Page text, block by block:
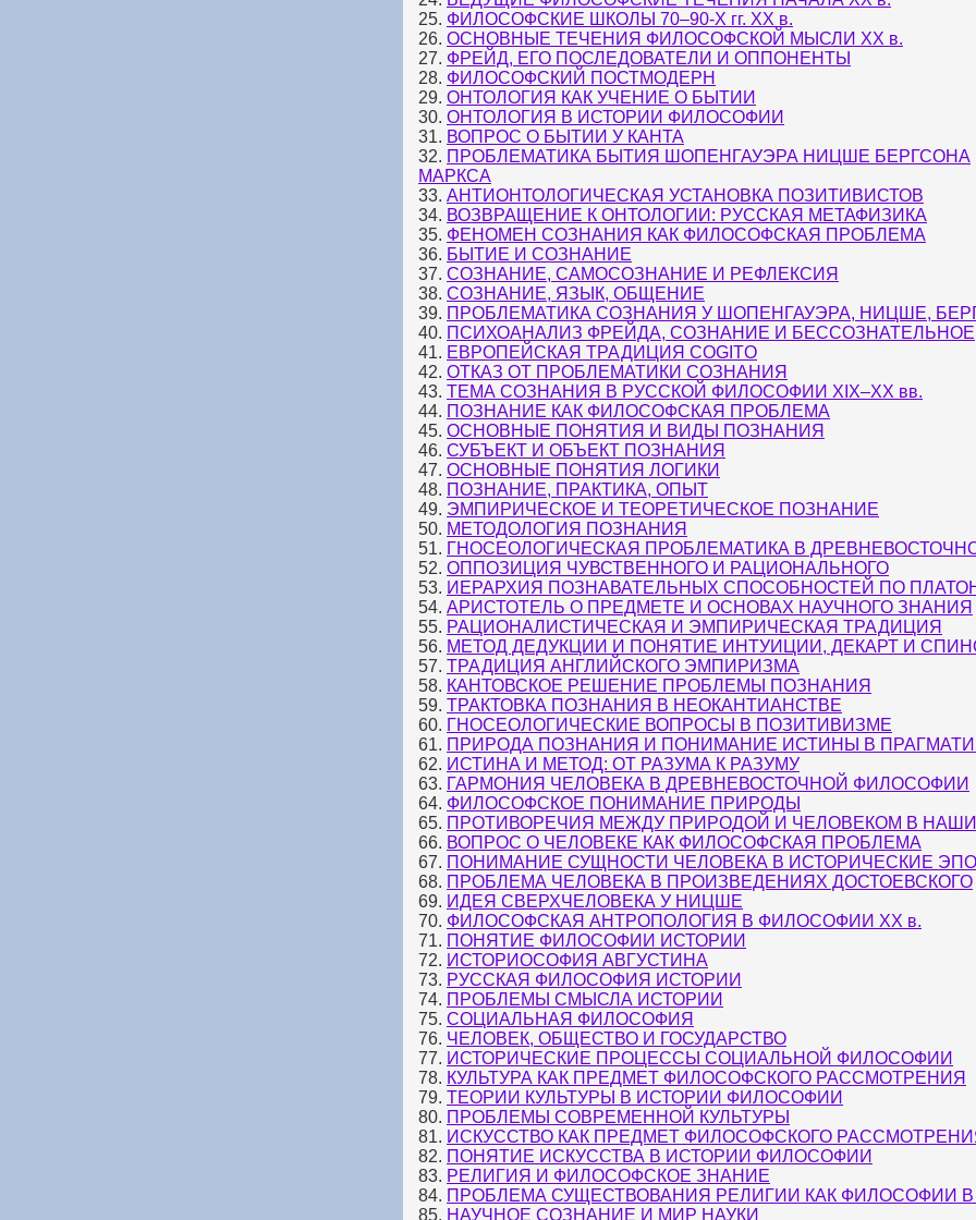
25. ФИЛОСОФСКИЕ ШКОЛЫ 70–90-Х гг. ХХ в.
26. ОСНОВНЫЕ ТЕЧЕНИЯ ФИЛОСОФСКОЙ МЫСЛИ XX в.
27. ФРЕЙД, ЕГО ПОСЛЕДОВАТЕЛИ И ОППОНЕНТЫ
28. ФИЛОСОФСКИЙ ПОСТМОДЕРН
29. ОНТОЛОГИЯ КАК УЧЕНИЕ О БЫТИИ
30. ОНТОЛОГИЯ В ИСТОРИИ ФИЛОСОФИИ
31. ВОПРОС О БЫТИИ У КАНТА
32. ПРОБЛЕМАТИКА БЫТИЯ ШОПЕНГАУЭРА НИЦШЕ БЕРГСОНА
МАРКСА
33. АНТИОНТОЛОГИЧЕСКАЯ УСТАНОВКА ПОЗИТИВИСТОВ
34. ВОЗВРАЩЕНИЕ К ОНТОЛОГИИ: РУССКАЯ МЕТАФИЗИКА
35. ФЕНОМЕН СОЗНАНИЯ КАК ФИЛОСОФСКАЯ ПРОБЛЕМА
36. БЫТИЕ И СОЗНАНИЕ
37. СОЗНАНИЕ, САМОСОЗНАНИЕ И РЕФЛЕКСИЯ
38. СОЗНАНИЕ, ЯЗЫК, ОБЩЕНИЕ
39. ПРОБЛЕМАТИКА СОЗНАНИЯ У ШОПЕНГАУЭРА, НИЦШЕ,
40. ПСИХОАНАЛИЗ ФРЕЙДА, СОЗНАНИЕ И БЕССОЗНАТЕЛЬНОЕ
41. ЕВРОПЕЙСКАЯ ТРАДИЦИЯ COGITO
42. ОТКАЗ ОТ ПРОБЛЕМАТИКИ СОЗНАНИЯ
43. ТЕМА СОЗНАНИЯ В РУССКОЙ ФИЛОСОФИИ XIX–XX вв.
44. ПОЗНАНИЕ КАК ФИЛОСОФСКАЯ ПРОБЛЕМА
45. ОСНОВНЫЕ ПОНЯТИЯ И ВИДЫ ПОЗНАНИЯ
46. СУБЪЕКТ И ОБЪЕКТ ПОЗНАНИЯ
47. ОСНОВНЫЕ ПОНЯТИЯ ЛОГИКИ
48. ПОЗНАНИЕ, ПРАКТИКА, ОПЫТ
49. ЭМПИРИЧЕСКОЕ И ТЕОРЕТИЧЕСКОЕ ПОЗНАНИЕ
50. МЕТОДОЛОГИЯ ПОЗНАНИЯ
51. ГНОСЕОЛОГИЧЕСКАЯ ПРОБЛЕМАТИКА В
52. ОППОЗИЦИЯ ЧУВСТВЕННОГО И РАЦИОНАЛЬНОГО
53. ИЕРАРХИЯ ПОЗНАВАТЕЛЬНЫХ СПОСОБНОСТЕЙ ПО
54. АРИСТОТЕЛЬ О ПРЕДМЕТЕ И ОСНОВАХ НАУЧНОГО ЗНАНИЯ
55. РАЦИОНАЛИСТИЧЕСКАЯ И ЭМПИРИЧЕСКАЯ ТРАДИЦИЯ
56. МЕТОД ДЕДУКЦИИ И ПОНЯТИЕ ИНТУИЦИИ, ДЕКАРТ И
57. ТРАДИЦИЯ АНГЛИЙСКОГО ЭМПИРИЗМА
58. КАНТОВСКОЕ РЕШЕНИЕ ПРОБЛЕМЫ ПОЗНАНИЯ
59. ТРАКТОВКА ПОЗНАНИЯ В НЕОКАНТИАНСТВЕ
60. ГНОСЕОЛОГИЧЕСКИЕ ВОПРОСЫ В ПОЗИТИВИЗМЕ
61. ПРИРОДА ПОЗНАНИЯ И ПОНИМАНИЕ ИСТИНЫ В
62. ИСТИНА И МЕТОД: ОТ РАЗУМА К РАЗУМУ
63. ГАРМОНИЯ ЧЕЛОВЕКА В ДРЕВНЕВОСТОЧНОЙ ФИЛОСОФИИ
64. ФИЛОСОФСКОЕ ПОНИМАНИЕ ПРИРОДЫ
65. ПРОТИВОРЕЧИЯ МЕЖДУ ПРИРОДОЙ И ЧЕЛОВЕКОМ В
66. ВОПРОС О ЧЕЛОВЕКЕ КАК ФИЛОСОФСКАЯ ПРОБЛЕМА
67. ПОНИМАНИЕ СУЩНОСТИ ЧЕЛОВЕКА В ИСТОРИЧЕСКИЕ
68. ПРОБЛЕМА ЧЕЛОВЕКА В ПРОИЗВЕДЕНИЯХ ДОСТОЕВСКОГО
69. ИДЕЯ СВЕРХЧЕЛОВЕКА У НИЦШЕ
70. ФИЛОСОФСКАЯ АНТРОПОЛОГИЯ В ФИЛОСОФИИ XX в.
71. ПОНЯТИЕ ФИЛОСОФИИ ИСТОРИИ
72. ИСТОРИОСОФИЯ АВГУСТИНА
73. РУССКАЯ ФИЛОСОФИЯ ИСТОРИИ
74. ПРОБЛЕМЫ СМЫСЛА ИСТОРИИ
75. СОЦИАЛЬНАЯ ФИЛОСОФИЯ
76. ЧЕЛОВЕК, ОБЩЕСТВО И ГОСУДАРСТВО
77. ИСТОРИЧЕСКИЕ ПРОЦЕССЫ СОЦИАЛЬНОЙ ФИЛОСОФИИ
78. КУЛЬТУРА КАК ПРЕДМЕТ ФИЛОСОФСКОГО РАССМОТРЕНИЯ
79. ТЕОРИИ КУЛЬТУРЫ В ИСТОРИИ ФИЛОСОФИИ
80. ПРОБЛЕМЫ СОВРЕМЕННОЙ КУЛЬТУРЫ
81. ИСКУССТВО КАК ПРЕДМЕТ ФИЛОСОФСКОГО
82. ПОНЯТИЕ ИСКУССТВА В ИСТОРИИ ФИЛОСОФИИ
83. РЕЛИГИЯ И ФИЛОСОФСКОЕ ЗНАНИЕ
84. ПРОБЛЕМА СУЩЕСТВОВАНИЯ РЕЛИГИИ КАК ФИЛОСОФИИ В
85. НАУЧНОЕ СОЗНАНИЕ И МИР НАУКИ